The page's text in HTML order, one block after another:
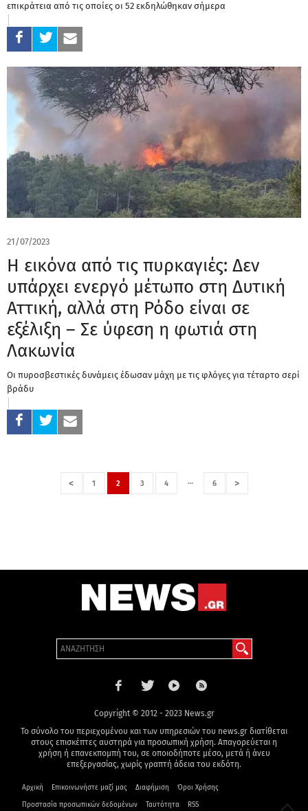
επικράτεια από τις οποίες οι 52 εκδηλώθηκαν σήμερα
21/07/2023
Η εικόνα από τις πυρκαγιές: Δεν
υπάρχει ενεργό μέτωπο στη Δυτική
Αττική, αλλά στη Ρόδο είναι σε
εξέλιξη – Σε ύφεση η φωτιά στη
Λακωνία
Οι πυροσβεστικές δυνάμεις έδωσαν μάχη με τις φλόγες για τέταρτο σερί
βράδυ
< 1 2 3 4 … 6 >
Copyright © 2012 - 2023 News.gr
Το σύνολο του περιεχομένου και των υπηρεσιών του news.gr διατίθεται
στους επισκέπτες αυστηρά για προσωπική χρήση. Απαγορεύεται η
χρήση ή επανεκπομπή του, σε οποιοδήποτε μέσο, μετά ή άνευ
επεξεργασίας, χωρίς γραπτή άδεια του εκδότη.
Αρχική Επικοινωνήστε μαζί μας Διαφήμιση Όροι Χρήσης
Προστασία προσωπικών δεδομένων Ταυτότητα RSS